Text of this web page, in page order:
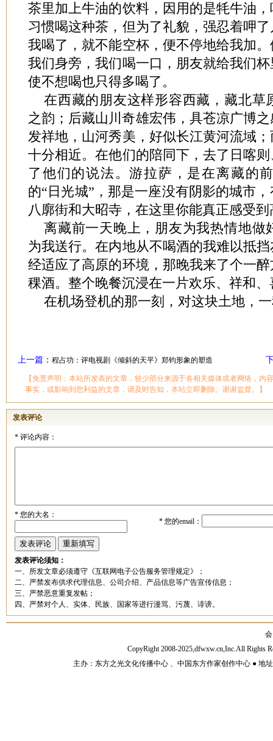
茶里加上牛油的饮料，因用的是牦牛油
习惯喝这种茶，但为了礼貌，强忍着呷
我喝了，就不能空杯，便不停地给我加
我们身旁，我们喝一口，朋友就给我们
使不想喝也只得多喝了。
在西藏的朋友这样形容西藏，藏北草
之韵；后藏山川奇雄宏伟，具苍凉广博
发祥地，山河秀美，好似长江黄河流域
十分相近。在他们的陪同下，去了日喀
了他们的说法。游拉萨，是在离藏的
的“日光城”，那是一座没有阴影的城市
八廓街和大昭寺，在这里你能真正感受
离藏前一天晚上，朋友为我热情地做
为我送行。在内地从不喝酒的我难以抵
经适应了高原的环境，那晚我来了个一
稞酒。整个晚餐沉浸在一片欢乐、祥和
在机场登机的那一刻，对这块土地，
上一篇： 程占功：评电视剧《倾斜的天平》郑钧形象的塑造
【免责声明：本站所发表的文章，较少部分来源于各相关媒体或者网络，内
事实，或影响到您利益的文章，请及时告知，本站立即删除。谢谢监督。】
发表评论
*评论内容：
*您的大名：
*您的email：
发表评论须知：
一、所发文章必须遵守《互联网电子公告服务管理规定》；
二、严禁发布供求代理信息、公司介绍、产品信息等广告宣传信息；
三、严禁恶意重复发帖；
四、严禁对个人、实体、民族、国家等进行漫骂、污蔑、诽谤。
CopyRight 2008-2025,dfwxw.cn,Inc.All Rights
主办：东方之光文化传播中心 、中国东方作家创作中心 ● 地